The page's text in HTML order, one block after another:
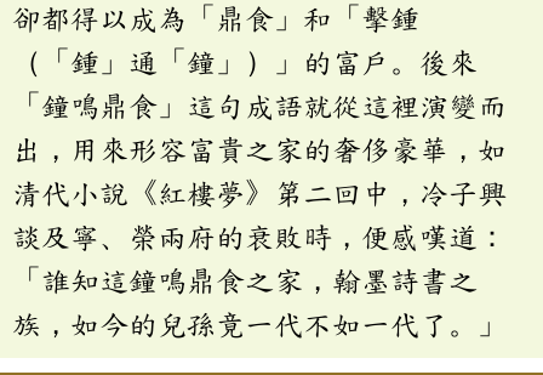
卻都得以成為「鼎食」和「擊鍾
（「鍾」通「鐘」）」的富戶。後來
「鐘鳴鼎食」這句成語就從這裡演變而
出，用來形容富貴之家的奢侈豪華，如
清代小說《紅樓夢》第二回中，冷子興
談及寧、榮兩府的衰敗時，便感嘆道：
「誰知這鐘鳴鼎食之家，翰墨詩書之
族，如今的兒孫竟一代不如一代了。」